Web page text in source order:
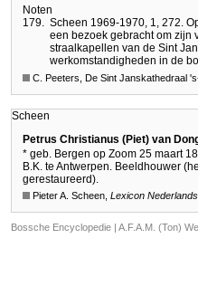
Noten
179. Scheen 1969-1970, 1, 272.
een bezoek gebracht om zijn
straalkapellen van de Sint
werkomstandigheden in de
C. Peeters, De Sint Janskathedraal
Scheen
Petrus Christianus (Piet) van
* geb. Bergen op Zoom 25 maart
B.K. te Antwerpen. Beeldhouwer
gerestaureerd).
Pieter A. Scheen, Lexicon
Bossche Encyclopedie | A.F.A.M. (Ton)